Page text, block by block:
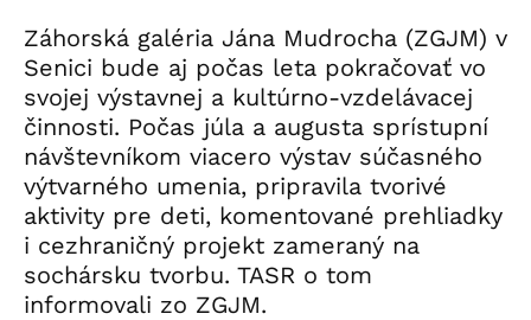
Záhorská galéria Jána Mudrocha (ZGJM) v
Senici bude aj počas leta pokračovať vo
svojej výstavnej a kultúrno-vzdelávacej
činnosti. Počas júla a augusta sprístupní
návštevníkom viacero výstav súčasného
výtvarného umenia, pripravila tvorivé
aktivity pre deti, komentované prehliadky
i cezhraničný projekt zameraný na
sochársku tvorbu. TASR o tom
informovali zo ZGJM.